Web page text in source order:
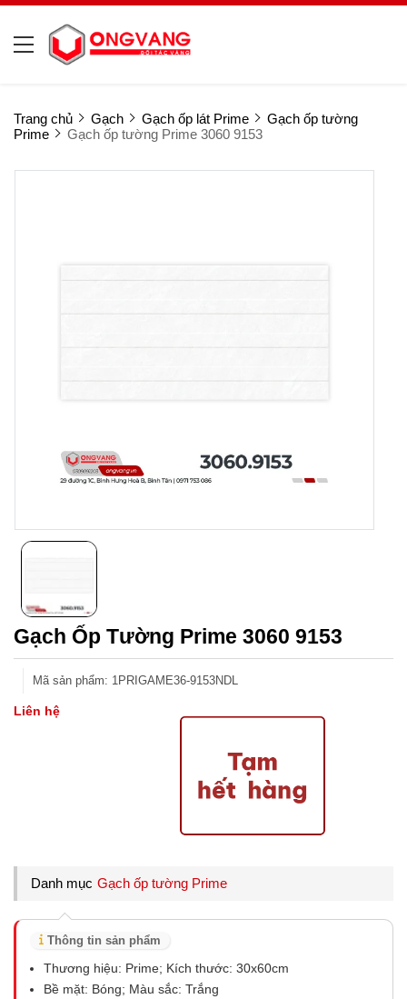
Trang chủ Gạch Gạch ốp lát Prime
Gạch ốp tường
Prime
Gạch ốp tường Prime 3060 9153
Gạch Ốp Tường Prime 3060 9153
Mã sản phẩm: 1PRIGAME36-9153NDL
Liên hệ
Danh mục Gạch ốp tường Prime
Thông tin sản phẩm
Thương hiệu: Prime; Kích thước: 30x60cm
Bề mặt: Bóng; Màu sắc: Trắng